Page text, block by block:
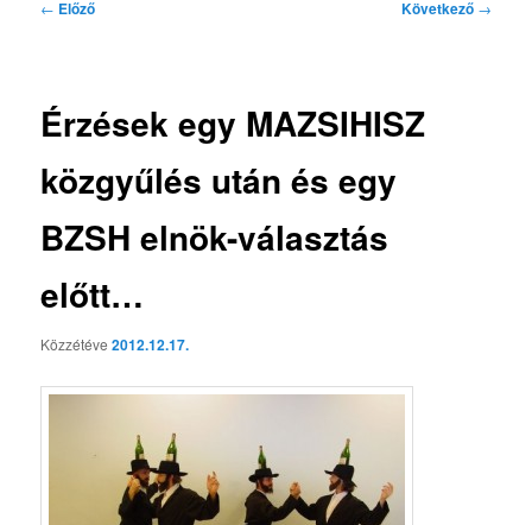
Bejegyzés
← Előző Következő →
Érzések egy MAZSIHISZ
közgyűlés után és egy
BZSH elnök-választás
előtt…
Közzétéve2012.12.17.